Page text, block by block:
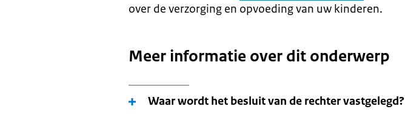
over de verzorging en opvoeding van uw kinderen.
Meer informatie over dit onderwerp
Waar wordt het besluit van de rechter vastgelegd?